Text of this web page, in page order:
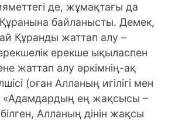
де, жұмақтағы да
байланысты. Демек,
Құранды жаттап алу –
ерекше ықыласпен
жаттап алу әркімнің-ақ
(оған Алланың игілігі мен
«Адамдардың ең жақсысы –
Алланың дінін жақсы